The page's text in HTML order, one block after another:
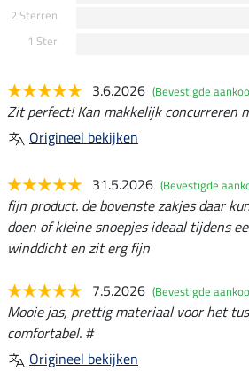
2 Sterren
1 Ster
3.6.2026 (Bevestigde
Zit perfect! Kan makkelijk concurreren
Origineel bekijken
31.5.2026 (Bevestigde
fijn product. de bovenste zakjes daar
doen of kleine snoepjes ideaal tijdens
winddicht en zit erg fijn
7.5.2026 (Bevestigde
Mooie jas, prettig materiaal voor het
comfortabel. #
Origineel bekijken